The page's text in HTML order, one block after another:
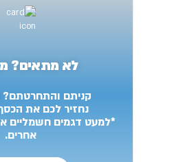
לא מתאים?
קניתם
נחזיר לכם את
*למעט דגמים חשמליים
אחרים.